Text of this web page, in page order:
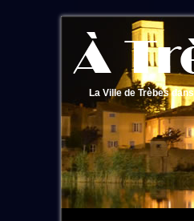
La Ville de Trèbes